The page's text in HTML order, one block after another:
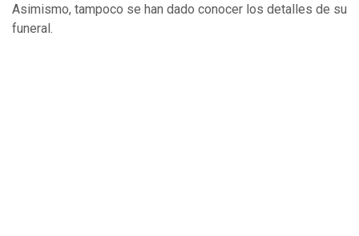
Asimismo, tampoco se han dado conocer los detalles de su
funeral.